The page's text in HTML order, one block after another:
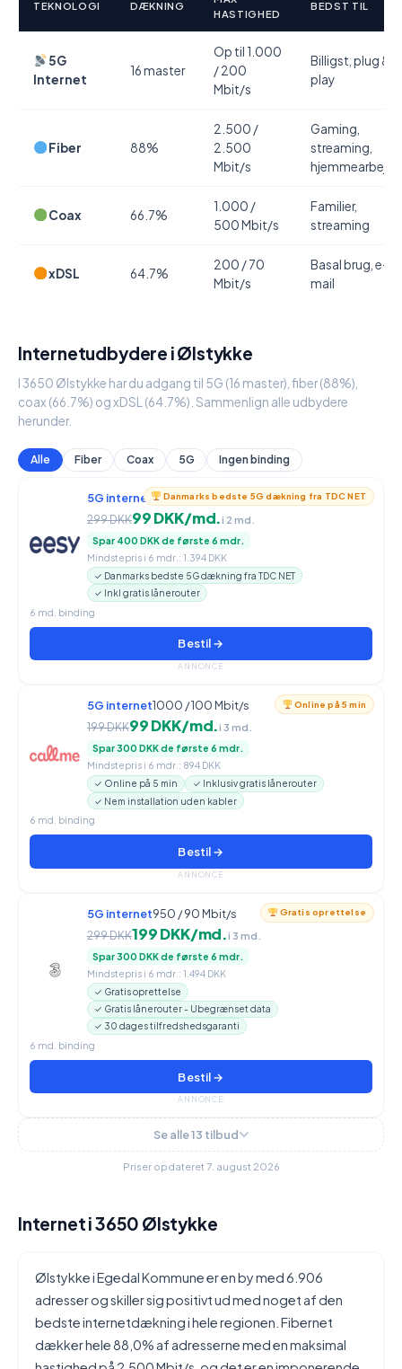
TEKNOLOGI DÆKNING
HASTIGHED
BEDST TIL
5G
Internet
16 master
Op til 1.000
/ 200
Mbit/s
Billigst, plug &
play
Fiber 88%
2.500 /
2.500
Mbit/s
Gaming,
streaming,
hjemmearbejde
Coax 66.7%
1.000 /
500 Mbit/s
Familier,
streaming
xDSL 64.7%
200 / 70
Mbit/s
Basal brug, e-
mail
Internetudbydere i Ølstykke
I 3650 Ølstykke har du adgang til 5G (16 master), fiber (88%),
coax (66.7%) og xDSL (64.7%). Sammenlign alle udbydere
herunder.
Alle Fiber Coax 5G Ingen binding
Danmarks bedste 5G dækning fra TDC NET
5G internet950 / 90 Mbit/s
299 DKK99 DKK/md.i 2 md.
Spar 400 DKK de første 6 mdr.
Mindstepris i 6 mdr.: 1.394 DKK
✓ Danmarks bedste 5G dækning fra TDC NET
✓ Inkl gratis lånerouter
6 md. binding
Bestil →
ANNONCE
Online på 5 min
5G internet1000 / 100 Mbit/s
199 DKK99 DKK/md.i 3 md.
Spar 300 DKK de første 6 mdr.
Mindstepris i 6 mdr.: 894 DKK
✓ Online på 5 min
✓ Inklusiv gratis lånerouter
✓ Nem installation uden kabler
6 md. binding
Bestil →
ANNONCE
Gratis oprettelse
5G internet950 / 90 Mbit/s
299 DKK199 DKK/md.i 3 md.
Spar 300 DKK de første 6 mdr.
Mindstepris i 6 mdr.: 1.494 DKK
✓ Gratis oprettelse
✓ Gratis lånerouter - Ubegrænset data
✓ 30 dages tilfredshedsgaranti
6 md. binding
Bestil →
ANNONCE
Se alle 13 tilbud
Priser opdateret 7. august 2026
Internet i 3650 Ølstykke
Ølstykke i Egedal Kommune er en by med 6.906
adresser og skiller sig positivt ud med noget af den
bedste internetdækning i hele regionen. Fibernet
dækker hele 88,0% af adresserne med en maksimal